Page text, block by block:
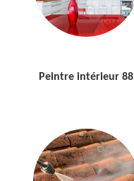
Peintre intérieur 88